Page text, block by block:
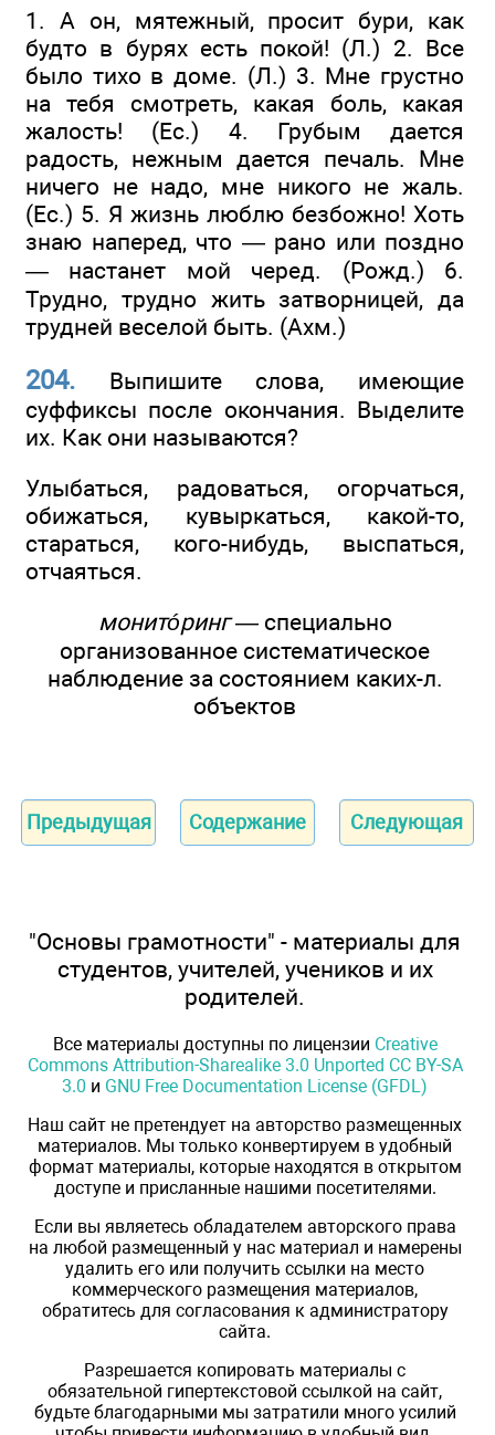
1. А он, мятежный, просит бури, как
будто в бурях есть покой! (Л.) 2. Все
было тихо в доме. (Л.) 3. Мне грустно
на тебя смотреть, какая боль, какая
жалость! (Ес.) 4. Грубым дается
радость, нежным дается печаль. Мне
ничего не надо, мне никого не жаль.
(Ес.) 5. Я жизнь люблю безбожно! Хоть
знаю наперед, что — рано или поздно
— настанет мой черед. (Рожд.) 6.
Трудно, трудно жить затворницей, да
трудней веселой быть. (Ахм.)
204. Выпишите слова, имеющие
суффиксы после окончания. Выделите
их. Как они называются?
Улыбаться, радоваться, огорчаться,
обижаться, кувыркаться, какой-то,
стараться, кого-нибудь, выспаться,
отчаяться.
монитóринг— специально
организованное систематическое
наблюдение за состоянием каких-л.
объектов
Предыдущая Содержание Следующая
"Основы грамотности" - материалы для
студентов, учителей, учеников и их
родителей.
Все материалы доступны по лицензии Creative
Commons Attribution-Sharealike 3.0 Unported CC BY-SA
3.0 и GNU Free Documentation License (GFDL)
Наш сайт не претендует на авторство размещенных
материалов. Мы только конвертируем в удобный
формат материалы, которые находятся в открытом
доступе и присланные нашими посетителями.
Если вы являетесь обладателем авторского права
на любой размещенный у нас материал и намерены
удалить его или получить ссылки на место
коммерческого размещения материалов,
обратитесь для согласования к администратору
сайта.
Разрешается копировать материалы с
обязательной гипертекстовой ссылкой на сайт,
будьте благодарными мы затратили много усилий